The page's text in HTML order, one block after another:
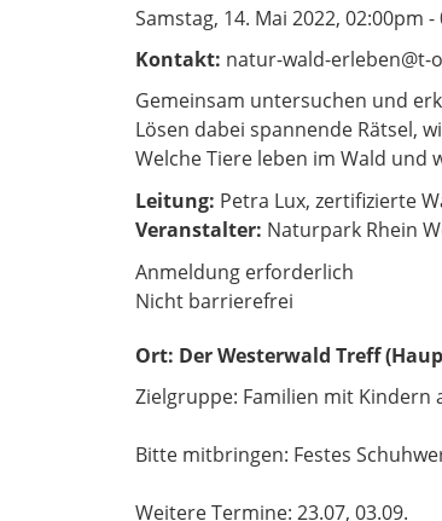
Samstag, 14. Mai 2022, 02:00pm -
Kontakt: natur-wald-erleben@t-
Gemeinsam untersuchen und
Lösen dabei spannende Rätsel,
Welche Tiere leben im Wald und
Leitung: Petra Lux, zertifizierte
Veranstalter: Naturpark Rhein
Anmeldung erforderlich
Nicht barrierefrei
Ort: Der Westerwald Treff
Zielgruppe: Familien mit Kindern
Bitte mitbringen: Festes
Weitere Termine: 23.07, 03.09.